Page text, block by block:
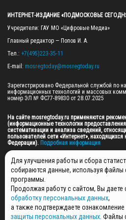
ИНТЕРНЕТ-ИЗДАНИЕ «ПОДМОСКОВЬЕ
Учредители: ГАУ МО «Цифровые Медиа»
Главный редактор — Попов И. А.
Тел.: +7(495)223-35-11
E-mail: mosregtoday@mosregtoday.ru
Зарегистрировано Федеральной службой по
информационных технологий и массовых
номер ЭЛ № ФС77-89830 от 28.07.2025
На сайте mosregtoday.ru применяются
(информационные технологии
систематизации и анализа сведений,
пользователей сети «Интернет», находящихся
Федерации). Подробная информация
© 2026 ПРАВА НА ВСЕ МАТЕРИАЛЫ САЙТА
МЕДИА" (ОГРН: 1255000059467).
ПОЛИТИКА ОБРАБОТКИ И ЗАЩИТЫ
НОВОСТИ
ГАЗЕТЫ
Для улучшения работы и сбора
собираются данные, используя файлы
программы.
Продолжая работу с сайтом, Вы даете
обработку персональных данных,
а также подтверждаете ознакомление
защиты персональных данных . Файлы